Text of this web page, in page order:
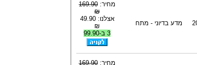
מדע בדיוני - מתח
מחיר: 169.90
₪
אצלנו: 49.90
₪
3 ב-99.90
מחיר: 169.90